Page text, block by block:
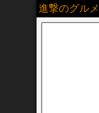
進撃のグルメ